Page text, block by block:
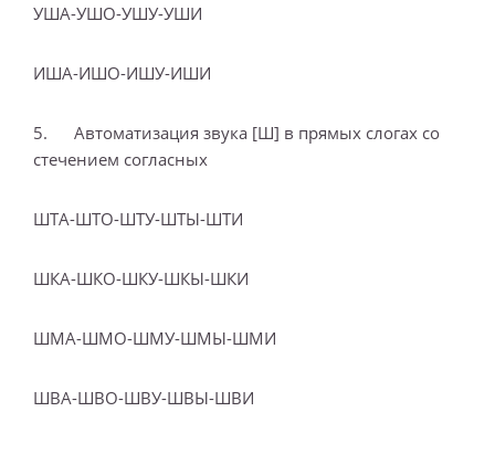
УША-УШО-УШУ-УШИ
ИША-ИШО-ИШУ-ИШИ
5. Автоматизация звука [Ш] в прямых слогах со
стечением согласных
ШТА-ШТО-ШТУ-ШТЫ-ШТИ
ШКА-ШКО-ШКУ-ШКЫ-ШКИ
ШМА-ШМО-ШМУ-ШМЫ-ШМИ
ШВА-ШВО-ШВУ-ШВЫ-ШВИ